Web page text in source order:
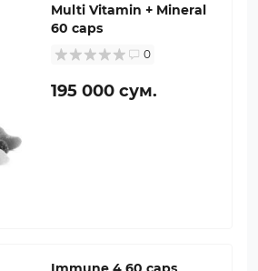
Multi Vitamin + Mineral
60 caps
0
195 000 сум.